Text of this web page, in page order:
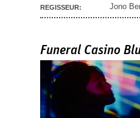
REGISSEUR: Jono
Funeral Casino